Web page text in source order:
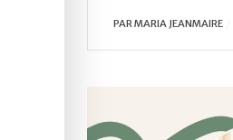
PARMARIA JEANMAIRE